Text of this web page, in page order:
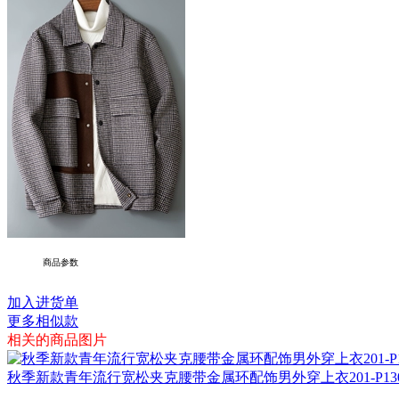
商品参数
加入进货单
更多相似款
相关的商品图片
秋季新款青年流行宽松夹克腰带金属环配饰男外穿上衣201-